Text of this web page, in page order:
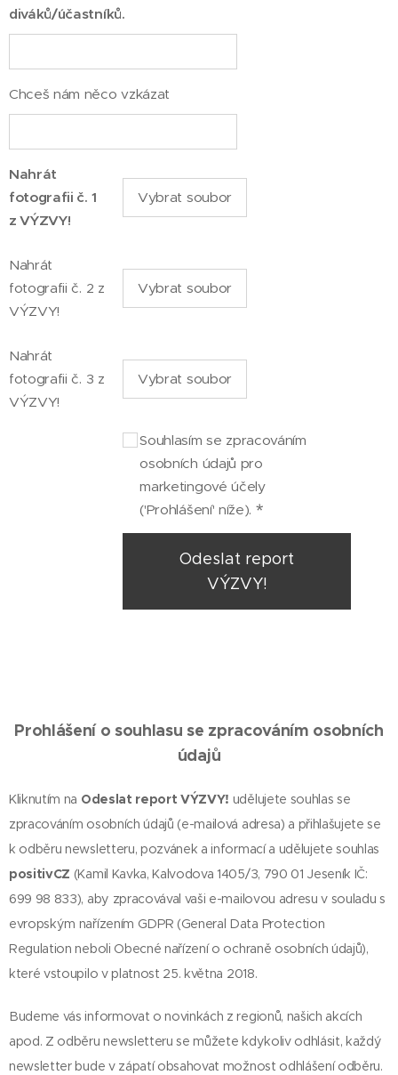
diváků/účastníků.
Chceš nám něco vzkázat
Nahrát
fotografii č. 1
z VÝZVY!
Vybrat soubor
Nahrát
fotografii č. 2 z
VÝZVY!
Vybrat soubor
Nahrát
fotografii č. 3 z
VÝZVY!
Vybrat soubor
Souhlasím se zpracováním
osobních údajů pro
marketingové účely
('Prohlášení' níže).
Odeslat report
VÝZVY!
Prohlášení o souhlasu se zpracováním osobních
údajů
Kliknutím na Odeslat report VÝZVY! udělujete souhlas se
zpracováním osobních údajů (e-mailová adresa) a přihlašujete se
k odběru newsletteru, pozvánek a informací a udělujete souhlas
positivCZ (Kamil Kavka, Kalvodova 1405/3, 790 01 Jeseník IČ:
699 98 833), aby zpracovával vaši e-mailovou adresu v souladu s
evropským nařízením GDPR (General Data Protection
Regulation neboli Obecné nařízení o ochraně osobních údajů),
které vstoupilo v platnost 25. května 2018.
Budeme vás informovat o novinkách z regionů, našich akcích
apod. Z odběru newsletteru se můžete kdykoliv odhlásit, každý
newsletter bude v zápatí obsahovat možnost odhlášení odběru.